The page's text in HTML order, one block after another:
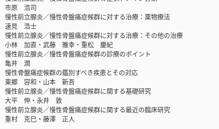
市原 浩司
慢性前立腺炎／慢性骨盤痛症候群に対する治療：薬物療法
速見 浩士
慢性前立腺炎／慢性骨盤痛症候群に対する治療：その他の治療
小林 加直・武藤 雅幸・重松 慶紀
慢性前立腺炎／慢性骨盤痛症候群の診療のポイント
亀井 潤
慢性骨盤痛症候群の鑑別すべき疾患とその対応
東郷 容和・山本 新吾
慢性前立腺炎／慢性骨盤痛症候群に関する基礎研究
大平 伸・永井 敦
慢性前立腺炎／慢性骨盤痛症候群に関する最近の臨床研究
重村 克巳・藤澤 正人